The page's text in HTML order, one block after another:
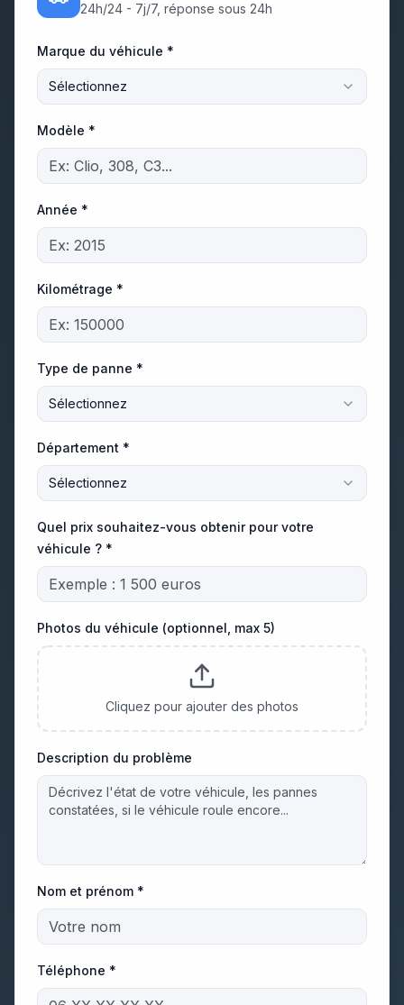
24h/24 - 7j/7, réponse sous 24h
Marque du véhicule *
Sélectionnez
Modèle *
Année *
Kilométrage *
Type de panne *
Sélectionnez
Département *
Sélectionnez
Quel prix souhaitez-vous obtenir pour votre
véhicule ? *
Photos du véhicule (optionnel, max 5)
Cliquez pour ajouter des photos
Description du problème
Nom et prénom *
Téléphone *